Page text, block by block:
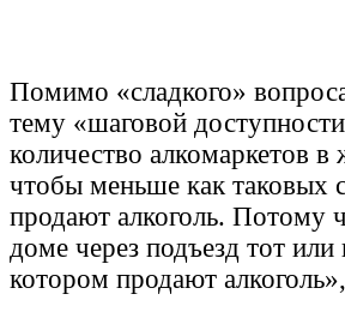
Помимо «‎сладкого»‎
тему «‎шаговой
количество алкомаркетов
чтобы меньше как таковых
продают алкоголь.
доме через подъезд тот
котором продают